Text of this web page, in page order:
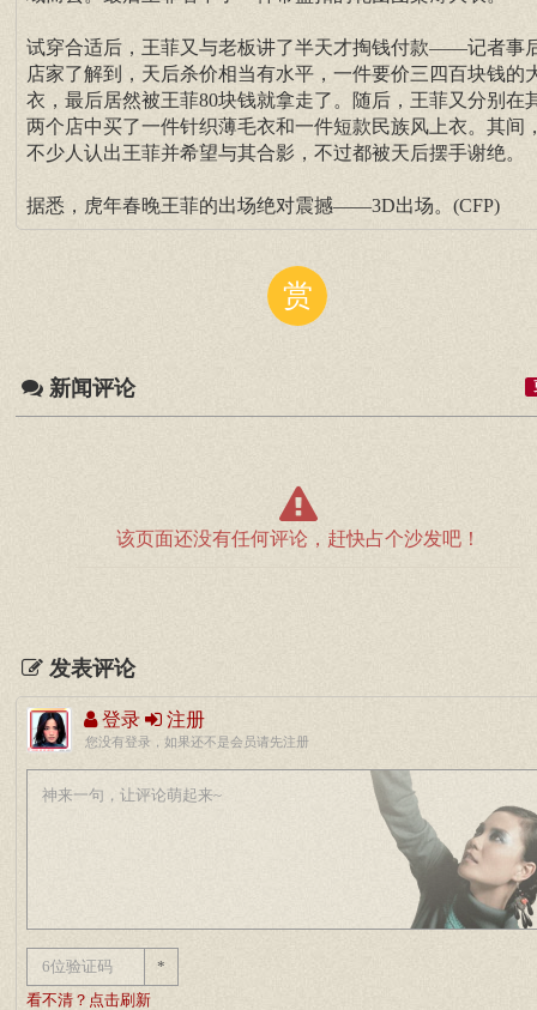
试穿合适后，王菲又与老板讲了半天才掏钱付款——记者事
店家了解到，天后杀价相当有水平，一件要价三四百块钱的
衣，最后居然被王菲80块钱就拿走了。随后，王菲又分别在
两个店中买了一件针织薄毛衣和一件短款民族风上衣。其间
不少人认出王菲并希望与其合影，不过都被天后摆手谢绝。
据悉，虎年春晚王菲的出场绝对震撼——3D出场。(CFP)
赏
新闻评论
该页面还没有任何评论，赶快占个沙发吧！
发表评论
登录 注册
您没有登录，如果还不是会员请先注册
*
看不清？点击刷新